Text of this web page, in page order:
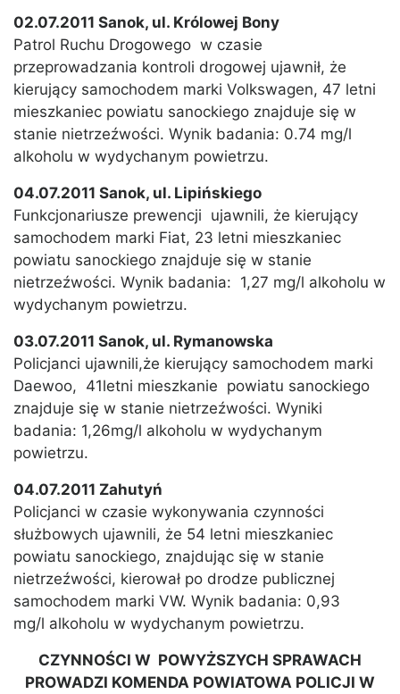
02.07.2011 Sanok, ul. Królowej Bony
Patrol Ruchu Drogowego w czasie
przeprowadzania kontroli drogowej ujawnił, że
kierujący samochodem marki Volkswagen, 47 letni
mieszkaniec powiatu sanockiego znajduje się w
stanie nietrzeźwości. Wynik badania: 0.74 mg/l
alkoholu w wydychanym powietrzu.
04.07.2011 Sanok, ul. Lipińskiego
Funkcjonariusze prewencji ujawnili, że kierujący
samochodem marki Fiat, 23 letni mieszkaniec
powiatu sanockiego znajduje się w stanie
nietrzeźwości. Wynik badania: 1,27 mg/l alkoholu w
wydychanym powietrzu.
03.07.2011 Sanok, ul. Rymanowska
Policjanci ujawnili,że kierujący samochodem marki
Daewoo, 41letni mieszkanie powiatu sanockiego
znajduje się w stanie nietrzeźwości. Wyniki
badania: 1,26mg/l alkoholu w wydychanym
powietrzu.
04.07.2011 Zahutyń
Policjanci w czasie wykonywania czynności
służbowych ujawnili, że 54 letni mieszkaniec
powiatu sanockiego, znajdując się w stanie
nietrzeźwości, kierował po drodze publicznej
samochodem marki VW. Wynik badania: 0,93
mg/l alkoholu w wydychanym powietrzu.
CZYNNOŚCI W POWYŻSZYCH SPRAWACH
PROWADZI KOMENDA POWIATOWA POLICJI W